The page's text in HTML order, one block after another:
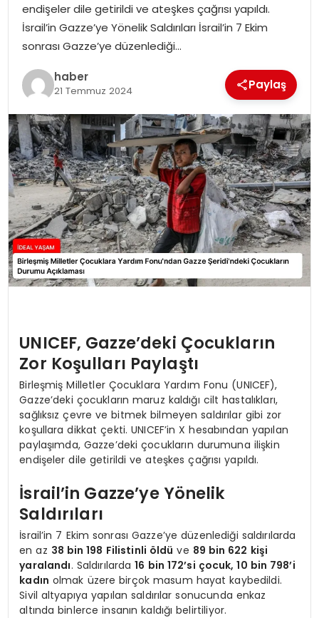
endişeler dile getirildi ve ateşkes çağrısı yapıldı.
İsrail’in Gazze’ye Yönelik Saldırıları İsrail’in 7 Ekim
sonrası Gazze’ye düzenlediği…
haber
21 Temmuz 2024 Paylaş
UNICEF, Gazze’deki Çocukların
Zor Koşulları Paylaştı
Birleşmiş Milletler Çocuklara Yardım Fonu (UNICEF),
Gazze’deki çocukların maruz kaldığı cilt hastalıkları,
sağlıksız çevre ve bitmek bilmeyen saldırılar gibi zor
koşullara dikkat çekti. UNICEF’in X hesabından yapılan
paylaşımda, Gazze’deki çocukların durumuna ilişkin
endişeler dile getirildi ve ateşkes çağrısı yapıldı.
İsrail’in Gazze’ye Yönelik
Saldırıları
İsrail’in 7 Ekim sonrası Gazze’ye düzenlediği saldırılarda
en az 38 bin 198 Filistinli öldü ve 89 bin 622 kişi
yaralandı. Saldırılarda16 bin 172’si çocuk, 10 bin 798’i
kadın olmak üzere birçok masum hayat kaybedildi.
Sivil altyapıya yapılan saldırılar sonucunda enkaz
altında binlerce insanın kaldığı belirtiliyor.